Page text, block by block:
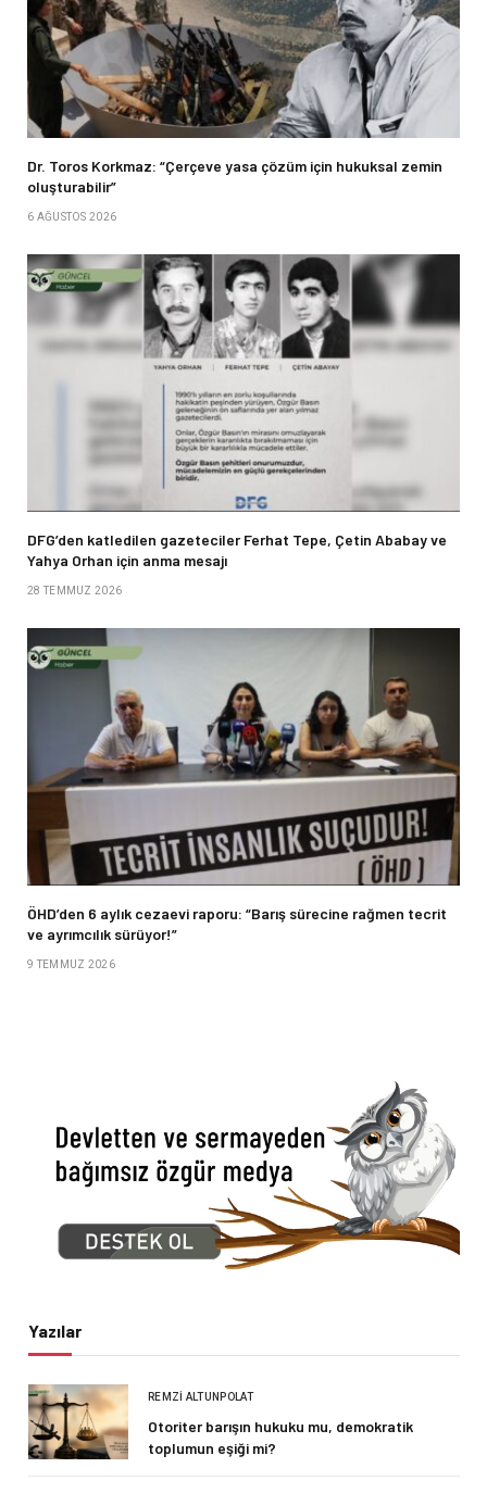
Dr. Toros Korkmaz: “Çerçeve yasa çözüm için hukuksal zemin
oluşturabilir”
6 AĞUSTOS 2026
DFG’den katledilen gazeteciler Ferhat Tepe, Çetin Ababay ve
Yahya Orhan için anma mesajı
28 TEMMUZ 2026
ÖHD’den 6 aylık cezaevi raporu: “Barış sürecine rağmen tecrit
ve ayrımcılık sürüyor!”
9 TEMMUZ 2026
Yazılar
REMZI ALTUNPOLAT
Otoriter barışın hukuku mu, demokratik
toplumun eşiği mi?